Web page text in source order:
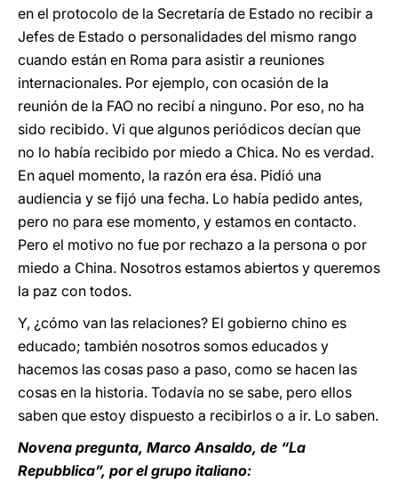
en el protocolo de la Secretaría de Estado no recibir a
Jefes de Estado o personalidades del mismo rango
cuando están en Roma para asistir a reuniones
internacionales. Por ejemplo, con ocasión de la
reunión de la FAO no recibí a ninguno. Por eso, no ha
sido recibido. Vi que algunos periódicos decían que
no lo había recibido por miedo a Chica. No es verdad.
En aquel momento, la razón era ésa. Pidió una
audiencia y se fijó una fecha. Lo había pedido antes,
pero no para ese momento, y estamos en contacto.
Pero el motivo no fue por rechazo a la persona o por
miedo a China. Nosotros estamos abiertos y queremos
la paz con todos.
Y, ¿cómo van las relaciones? El gobierno chino es
educado; también nosotros somos educados y
hacemos las cosas paso a paso, como se hacen las
cosas en la historia. Todavía no se sabe, pero ellos
saben que estoy dispuesto a recibirlos o a ir. Lo saben.
Novena pregunta, Marco Ansaldo, de “La
Repubblica”, por el grupo italiano: